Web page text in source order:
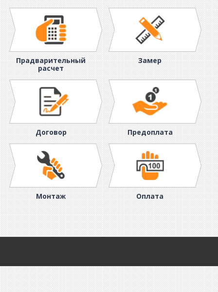
Прадварительный
расчет
Замер
Договор Предоплата
Монтаж Оплата